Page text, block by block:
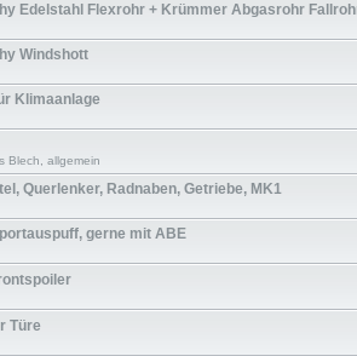
Edelstahl Flexrohr + Krümmer Abgasrohr
Windshott
Klimaanlage
Blech, allgemein
Querlenker, Radnaben, Getriebe, MK1
gerne mit ABE
Türe